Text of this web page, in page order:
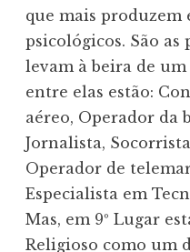
que mais produzem
psicológicos. São as
levam à beira de
entre elas estão:
aéreo, Operador da
Jornalista,
Operador de
Especialista em
Mas, em 9º Lugar
Religioso como um